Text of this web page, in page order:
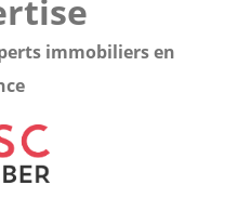
immobiliers en